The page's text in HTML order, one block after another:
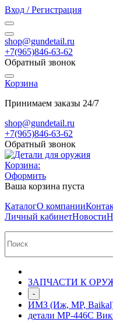
Вход / Регистрация
shop@gundetail.ru
+7(965)846-63-62
Обратный звонок
Корзина
Принимаем заказы 24/7
shop@gundetail.ru
+7(965)846-63-62
Обратный звонок
Корзина:
Оформить
Ваша корзина пуста
КаталогО компании
Личный кабинетНовости
ЗАПЧАСТИ К
-
ИМЗ (Иж, МР,
детали МР-446С